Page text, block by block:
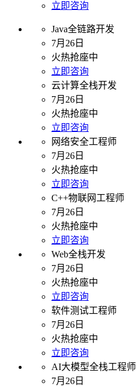
立即咨询
Java全链路开发
7月26日
火热抢座中
立即咨询
云计算全栈开发
7月26日
火热抢座中
立即咨询
网络安全工程师
7月26日
火热抢座中
立即咨询
C++物联网工程师
7月26日
火热抢座中
立即咨询
Web全栈开发
7月26日
火热抢座中
立即咨询
软件测试工程师
7月26日
火热抢座中
立即咨询
AI大模型全栈工程师
7月26日